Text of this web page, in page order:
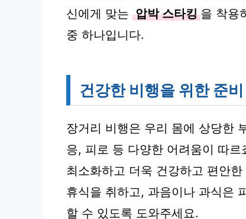
신에게 맞는 압박 스타킹 을 착용
중 하나입니다.
건강한 비행을 위한 준비
장거리 비행은 우리 몸에 상당한
응, 피로 등 다양한 어려움이 따
최소화하고 더욱 건강하고 편안
휴식을 취하고, 과음이나 과식은
할 수 있도록 도와주세요.